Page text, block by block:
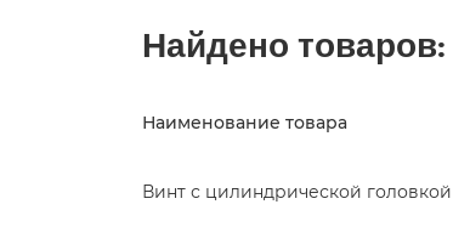
Найдено товаров:
Наименование товара
Винт с цилиндрической головкой